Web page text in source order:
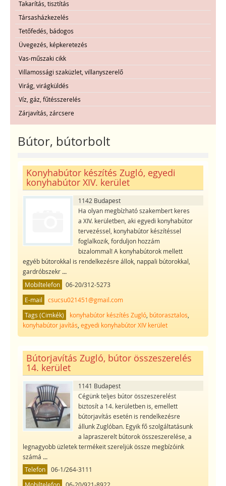
Takarítás, tisztítás
Társasházkezelés
Tetőfedés, bádogos
Üvegezés, képkeretezés
Vas-műszaki cikk
Villamossági szaküzlet, villanyszerelő
Virág, virágküldés
Víz, gáz, fűtésszerelés
Zárjavítás, zárcsere
Bútor, bútorbolt
Konyhabútor készítés Zugló, egyedi
konyhabútor XIV. kerület
1142 Budapest
Ha olyan megbízható szakembert keres
a XIV. kerületben, aki egyedi konyhabútor
tervezéssel, konyhabútor készítéssel
foglalkozik, forduljon hozzám
bizalommal! A konyhabútorok mellett
egyéb bútorokkal is rendelkezésre állok, nappali bútorokkal,
gardróbszekr...
Mobiltelefon
06-20/312-5273
E-mail
csucsu021451@gmail.com
Tags (Cimkék)
konyhabútor készítés Zugló, bútorasztalos
konyhabútor javítás egyedi konyhabútor XIV kerület
Bútorjavítás Zugló, bútor összeszerelés
14. kerület
1141 Budapest
Cégünk teljes bútor összeszerelést
biztosít a 14. kerületben is, emellett
bútorjavítás esetén is rendelkezésre
állunk Zuglóban. Egyik fő szolgáltatásunk
a lapraszerelt bútorok összeszerelése, a
legnagyobb üzletek termékeit szereljük össze megbízóink
számá ...
Telefon
06-1/264-3111